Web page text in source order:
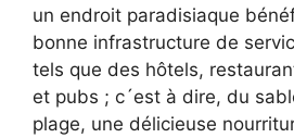
un endroit paradisiaque
bonne infrastructure de
tels que des hôtels,
et pubs ; c´est à dire, du
plage, une délicieuse